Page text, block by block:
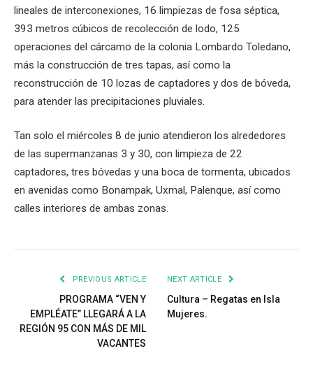
lineales de interconexiones, 16 limpiezas de fosa séptica,
393 metros cúbicos de recolección de lodo, 125
operaciones del cárcamo de la colonia Lombardo Toledano,
más la construcción de tres tapas, así como la
reconstrucción de 10 lozas de captadores y dos de bóveda,
para atender las precipitaciones pluviales.
Tan solo el miércoles 8 de junio atendieron los alrededores
de las supermanzanas 3 y 30, con limpieza de 22
captadores, tres bóvedas y una boca de tormenta, ubicados
en avenidas como Bonampak, Uxmal, Palenque, así como
calles interiores de ambas zonas.
PREVIOUS ARTICLE
PROGRAMA “VEN Y
EMPLÉATE” LLEGARÁ A LA
REGIÓN 95 CON MÁS DE MIL
VACANTES
NEXT ARTICLE
Cultura – Regatas en Isla
Mujeres.